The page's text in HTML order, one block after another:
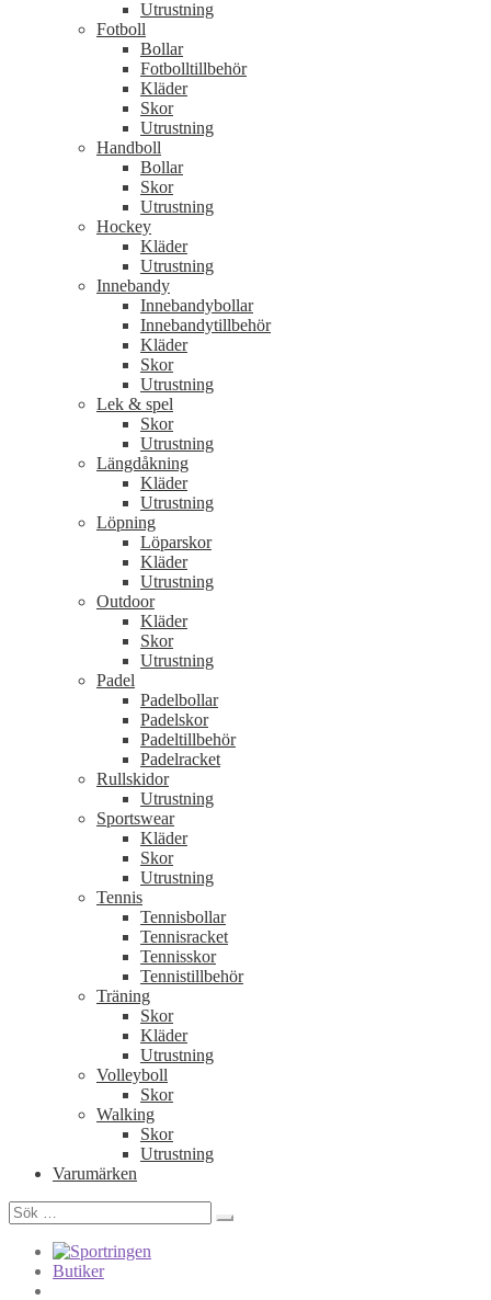
Utrustning
Fotboll
Bollar
Fotbolltillbehör
Kläder
Skor
Utrustning
Handboll
Bollar
Skor
Utrustning
Hockey
Kläder
Utrustning
Innebandy
Innebandybollar
Innebandytillbehör
Kläder
Skor
Utrustning
Lek & spel
Skor
Utrustning
Längdåkning
Kläder
Utrustning
Löpning
Löparskor
Kläder
Utrustning
Outdoor
Kläder
Skor
Utrustning
Padel
Padelbollar
Padelskor
Padeltillbehör
Padelracket
Rullskidor
Utrustning
Sportswear
Kläder
Skor
Utrustning
Tennis
Tennisbollar
Tennisracket
Tennisskor
Tennistillbehör
Träning
Skor
Kläder
Utrustning
Volleyboll
Skor
Walking
Skor
Utrustning
Varumärken
Sök
efter:
Butiker